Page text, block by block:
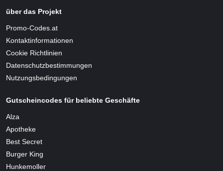
über das Projekt
Promo-Codes.at
Kontaktinformationen
Cookie Richtlinien
Datenschutzbestimmungen
Nutzungsbedingungen
Gutscheincodes für beliebte Geschäfte
Alza
Apotheke
Best Secret
Burger King
Hunkemoller